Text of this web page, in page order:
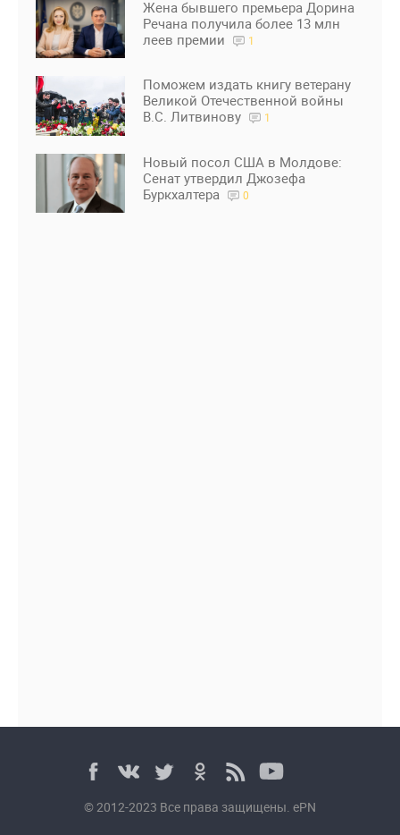
Жена бывшего премьера Дорина
Речана получила более 13 млн
леев премии
1
Поможем издать книгу ветерану
Великой Отечественной войны
В.С. Литвинову
1
Новый посол США в Молдове:
Сенат утвердил Джозефа
Буркхалтера
0
© 2012-2023 Все права защищены. ePN